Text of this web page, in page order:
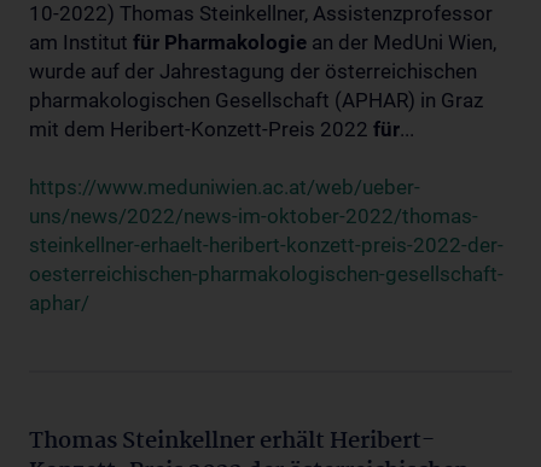
10-2022) Thomas Steinkellner, Assistenzprofessor
am Institut für Pharmakologie an der MedUni Wien,
wurde auf der Jahrestagung der österreichischen
pharmakologischen Gesellschaft (APHAR) in Graz
mit dem Heribert-Konzett-Preis 2022 für...
https://www.meduniwien.ac.at/web/ueber-
uns/news/2022/news-im-oktober-2022/thomas-
steinkellner-erhaelt-heribert-konzett-preis-2022-der-
oesterreichischen-pharmakologischen-gesellschaft-
aphar/
Thomas Steinkellner erhält Heribert-